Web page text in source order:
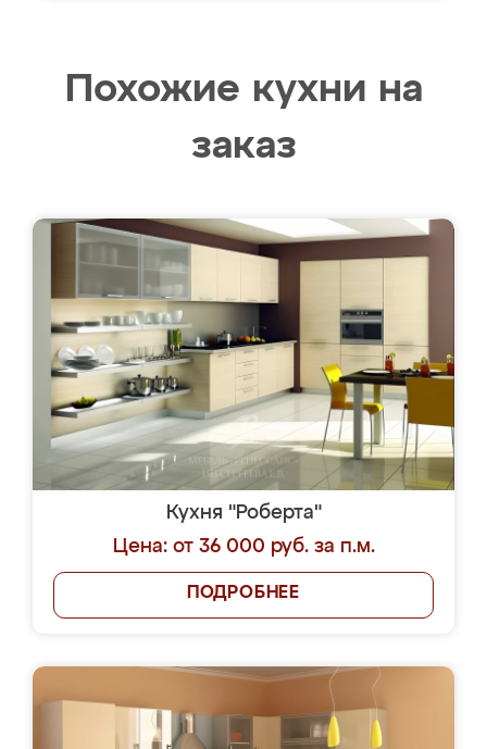
Похожие кухни на
заказ
Кухня "Роберта"
Цена: от 36 000 руб. за п.м.
ПОДРОБНЕЕ